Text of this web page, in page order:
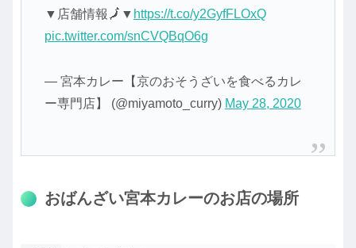
▼店舗情報🗾▼ https://t.co/y2GyfFLOxQ
pic.twitter.com/snCVQBqO6g
— 宮本カレー【京のおそうざいを食べるカレ
ー専門店】 (@miyamoto_curry) May 28, 2020
おばんざい宮本カレーのお店の場所